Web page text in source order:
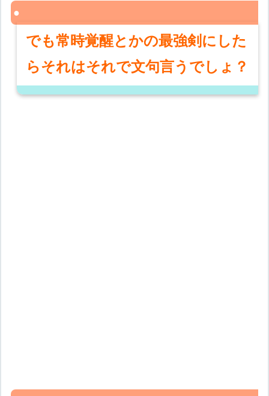
でも常時覚醒とかの最強剣にした
らそれはそれで文句言うでしょ？